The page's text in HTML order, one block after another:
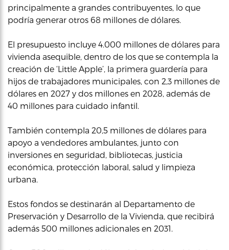
principalmente a grandes contribuyentes, lo que
podría generar otros 68 millones de dólares.
El presupuesto incluye 4.000 millones de dólares para
vivienda asequible, dentro de los que se contempla la
creación de ‘Little Apple’, la primera guardería para
hijos de trabajadores municipales, con 2,3 millones de
dólares en 2027 y dos millones en 2028, además de
40 millones para cuidado infantil.
También contempla 20,5 millones de dólares para
apoyo a vendedores ambulantes, junto con
inversiones en seguridad, bibliotecas, justicia
económica, protección laboral, salud y limpieza
urbana.
Estos fondos se destinarán al Departamento de
Preservación y Desarrollo de la Vivienda, que recibirá
además 500 millones adicionales en 2031.